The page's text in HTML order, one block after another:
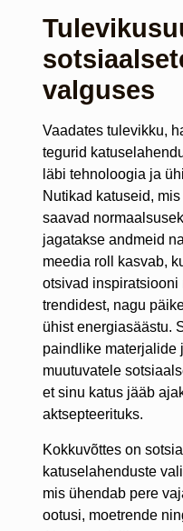
valguses
Vaadates tulevikku,
tegurid
läbi tehnoloogia ja
Nutikad katuseid,
saavad
jagatakse andmeid
meedia roll kasvab,
otsivad inspiratsiooni
trendidest, nagu
ühist energiasäästu.
paindlike materjalide
muutuvatele
et sinu katus jääb
aktsepteerituks.
Kokkuvõttes on
katuselahenduste
mis ühendab pere
ootusi, moetrende